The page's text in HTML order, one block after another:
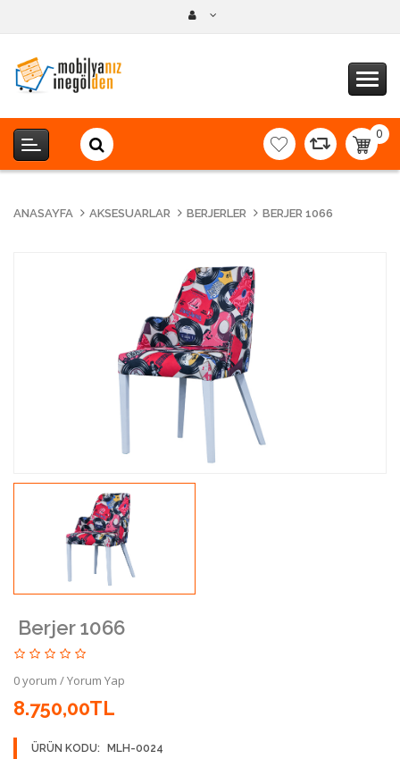
0
-
ANASAYFA AKSESUARLAR BERJERLER BERJER 1066
Berjer 1066
0 yorum /Yorum Yap
8.750,00TL
ÜRÜN KODU:
MLH-0024